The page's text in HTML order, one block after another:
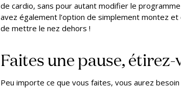
de cardio, sans pour autant modifier le
avez également l’option de simplement montez
de mettre le nez dehors !
Faites une pause, étirez-
Peu importe ce que vous faites, vous aurez